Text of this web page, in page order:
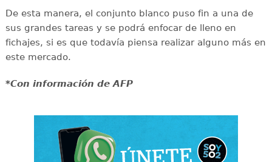
De esta manera, el conjunto blanco puso fin a una de
sus grandes tareas y se podrá enfocar de lleno en
fichajes, si es que todavía piensa realizar alguno más en
este mercado.
*Con información de AFP